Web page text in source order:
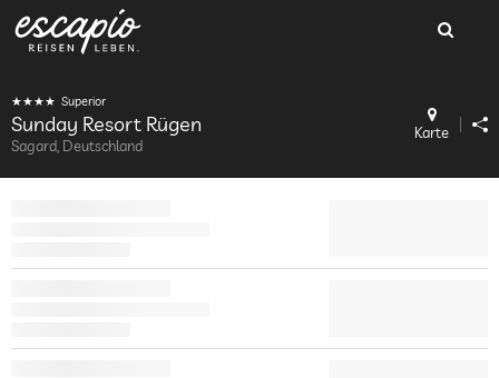
Superior
Sunday Resort Rügen
Sagard, Deutschland
Karte